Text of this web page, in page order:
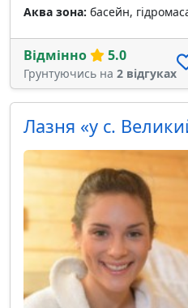
Аква зона: басейн,
Відмінно 5.0
Грунтуючись на 2 відгуках
Лазня «у с.